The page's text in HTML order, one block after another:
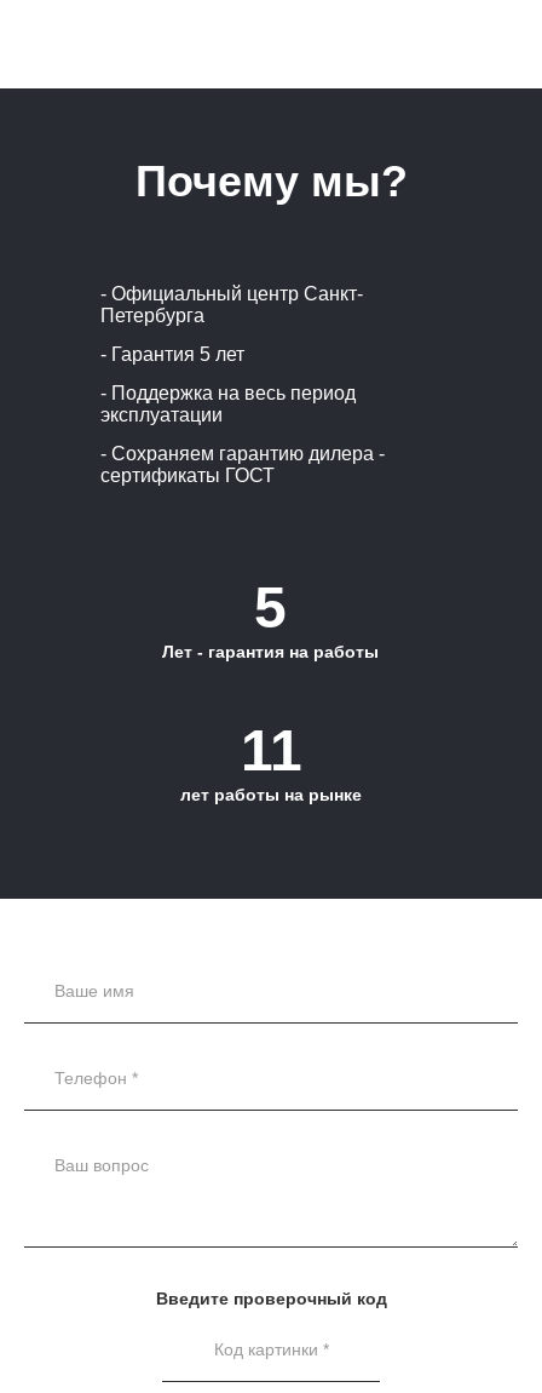
11
лет работы на рынке
5
Лет - гарантия на работы
- Официальный центр Санкт-
Петербурга
- Гарантия 5 лет
- Поддержка на весь период
эксплуатации
- Сохраняем гарантию дилера -
сертификаты ГОСТ
Почему мы?
Введите проверочный код